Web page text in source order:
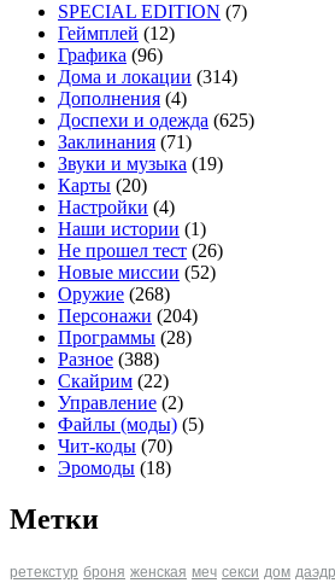
SPECIAL EDITION (7)
Геймплей (12)
Графика (96)
Дома и локации (314)
Дополнения (4)
Доспехи и одежда (625)
Заклинания (71)
Звуки и музыка (19)
Карты (20)
Настройки (4)
Наши истории (1)
Не прошел тест (26)
Новые миссии (52)
Оружие (268)
Персонажи (204)
Программы (28)
Разное (388)
Скайрим (22)
Управление (2)
Файлы (моды) (5)
Чит-коды (70)
Эромоды (18)
Метки
ретекстур броня женская меч секси дом